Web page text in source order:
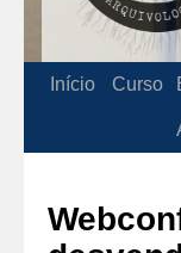
Início Curso